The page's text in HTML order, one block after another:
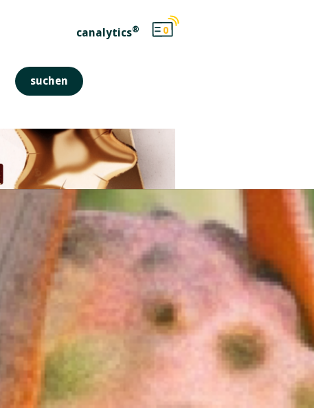
canalytics® 0